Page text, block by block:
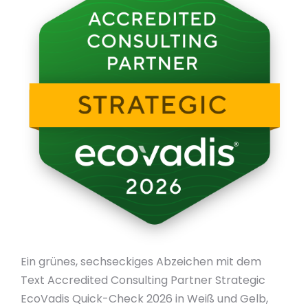
Ein grünes, sechseckiges Abzeichen mit dem
Text Accredited Consulting Partner Strategic
EcoVadis Quick-Check 2026 in Weiß und Gelb,